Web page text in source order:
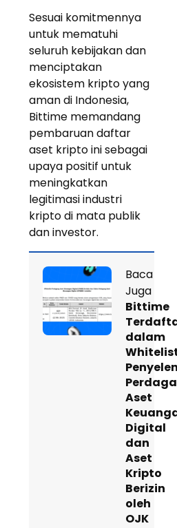
Sesuai komitmennya
untuk mematuhi
seluruh kebijakan dan
menciptakan
ekosistem kripto yang
aman di Indonesia,
Bittime memandang
pembaruan daftar
aset kripto ini sebagai
upaya positif untuk
meningkatkan
legitimasi industri
kripto di mata publik
dan investor.
Baca
Juga
Bittime
dalam
Aset
Digital
dan
Aset
Kripto
Berizin
oleh
OJK